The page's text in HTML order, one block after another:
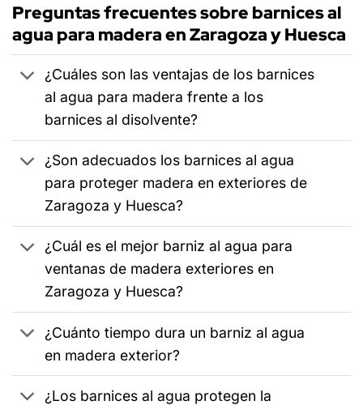
Preguntas frecuentes sobre barnices al
agua para madera en Zaragoza y Huesca
¿Cuáles son las ventajas de los barnices
al agua para madera frente a los
barnices al disolvente?
¿Son adecuados los barnices al agua
para proteger madera en exteriores de
Zaragoza y Huesca?
¿Cuál es el mejor barniz al agua para
ventanas de madera exteriores en
Zaragoza y Huesca?
¿Cuánto tiempo dura un barniz al agua
en madera exterior?
¿Los barnices al agua protegen la